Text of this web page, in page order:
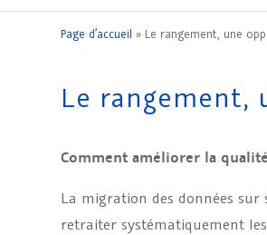
Page d’accueil » Le rangement, une
Le rangement,
Comment améliorer la
La migration des données
retraiter systématiquement